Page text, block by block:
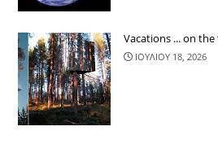
Vacations ... on the
ΙΟΥΛΙΟΥ 18, 2026